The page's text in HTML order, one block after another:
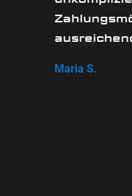
Maria S.